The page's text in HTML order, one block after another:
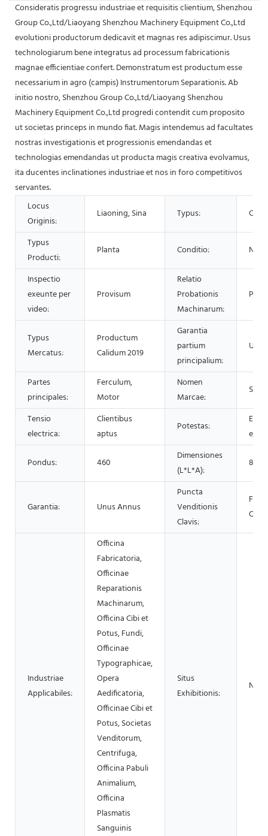
Consideratis progressu industriae et requisitis clientium, Shenzhou
Group Co.,Ltd/Liaoyang Shenzhou Machinery Equipment Co.,Ltd
evolutioni productorum dedicavit et magnas res adipiscimur. Usus
technologiarum bene integratus ad processum fabricationis
magnae efficientiae confert. Demonstratum est productum esse
necessarium in agro (campis) Instrumentorum Separationis. Ab
initio nostro, Shenzhou Group Co.,Ltd/Liaoyang Shenzhou
Machinery Equipment Co.,Ltd progredi contendit cum proposito
ut societas princeps in mundo fiat. Magis intendemus ad facultates
nostras investigationis et progressionis emendandas et
technologias emendandas ut producta magis creativa evolvamus,
ita ducentes inclinationes industriae et nos in foro competitivos
servantes.
Locus
Originis:
Liaoning, Sina Typus:
Typus
Producti:
Planta Conditio:
Inspectio
exeunte per
video:
Provisum
Relatio
Probationis
Machinarum:
Typus
Mercatus:
Productum
Calidum 2019
Garantia
partium
principalium:
Partes
principales:
Ferculum,
Motor
Nomen
Marcae:
Tensio
electrica:
Clientibus
aptus
Potestas:
Pondus: 460
Dimensiones
(L*L*A):
Garantia: Unus Annus
Puncta
Venditionis
Clavis:
Industriae
Applicabiles:
Officina
Fabricatoria,
Officinae
Reparationis
Machinarum,
Officina Cibi et
Potus, Fundi,
Officinae
Typographicae,
Opera
Aedificatoria,
Officinae Cibi et
Potus, Societas
Venditorum,
Centrifuga,
Officina Pabuli
Animalium,
Officina
Plasmatis
Sanguinis
Situs
Exhibitionis: